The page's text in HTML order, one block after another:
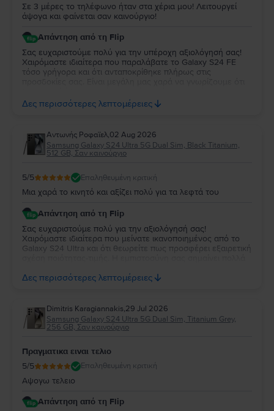
Σε 3 μέρες το τηλέφωνο ήταν στα χέρια μου! Λειτουργεί
άψογα και φαίνεται σαν καινούργιο!
Απάντηση από τη Flip
Σας ευχαριστούμε πολύ για την υπέροχη αξιολόγησή σας!
Χαιρόμαστε ιδιαίτερα που παραλάβατε το Galaxy S24 FE
τόσο γρήγορα και ότι ανταποκρίθηκε πλήρως στις
απόλυτα ικανοποιημένη. Σας ευχαριστούμε για την
εμπιστοσύνη σας και σας ευχόμαστε να χαρείτε τη νέα σας
Δες περισσότερες λεπτομέρειες
Aντωνής Ροφαϊελ,02 Aug 2026
Samsung Galaxy S24 Ultra 5G Dual Sim, Black Titanium,
512 GB, Σαν καινούργιο
5/5 Επαληθευμένη κριτική
Μια χαρά το κινητό και αξίζει πολύ για τα λεφτά του
Απάντηση από τη Flip
Σας ευχαριστούμε πολύ για την αξιολόγησή σας!
Χαιρόμαστε ιδιαίτερα που μείνατε ικανοποιημένος από το
Galaxy S24 Ultra και ότι θεωρείτε πως προσφέρει εξαιρετική
σας εξυπηρετήσουμε ξανά στο μέλλον!
Δες περισσότερες λεπτομέρειες
Dimitris Karagiannakis,29 Jul 2026
Samsung Galaxy S24 Ultra 5G Dual Sim, Titanium Grey,
256 GB, Σαν καινούργιο
Πραγματικα ειναι τελιο
5/5 Επαληθευμένη κριτική
Αψογω τελειο
Απάντηση από τη Flip